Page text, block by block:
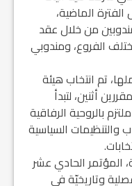
الماضية،
من خلال عقد
الفروع، ومندوبي
تم انتخاب هيئة
أثنين، لتبدأ
بالروحية الرفاقية
والتنظيمات السياسية
المؤتمر الحادي عشر
وتاريخيّة في